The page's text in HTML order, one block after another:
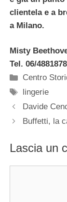
clientela e a
a Milano.
Misty
Tel. 06/4881878
Categorie
Centro
Tag
lingerie
Davide
Buffetti, la
Lascia un